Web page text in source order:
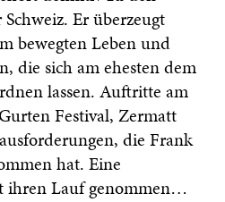
Er überzeugt
bewegten Leben und
die sich am ehesten dem
lassen. Auftritte am
Festival, Zermatt
die Frank
hat. Eine
ihren Lauf genommen…